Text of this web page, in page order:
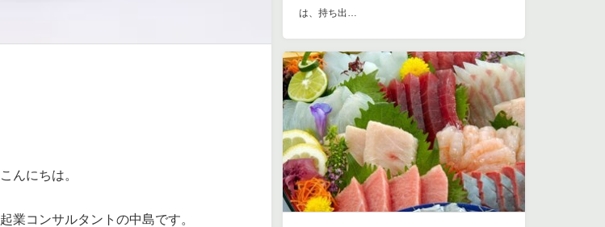
こんにちは。
起業コンサルタントの中島です。
は、持ち出…